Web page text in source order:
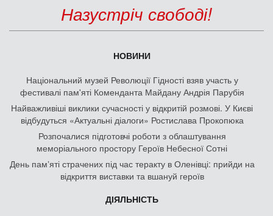
Назустріч свободі!
НОВИНИ
Національний музей Революції Гідності взяв участь у
фестивалі пам'яті Коменданта Майдану Андрія Парубія
Найважливіші виклики сучасності у відкритій розмові. У Києві
відбудуться «Актуальні діалоги» Ростислава Прокопюка
Розпочалися підготовчі роботи з облаштування
меморіального простору Героїв Небесної Сотні
День памʼяті страчених під час теракту в Оленівці: прийди на
відкриття виставки та вшануй героїв
ДІЯЛЬНІСТЬ